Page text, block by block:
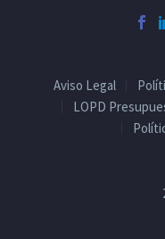
Aviso Legal
LOPD